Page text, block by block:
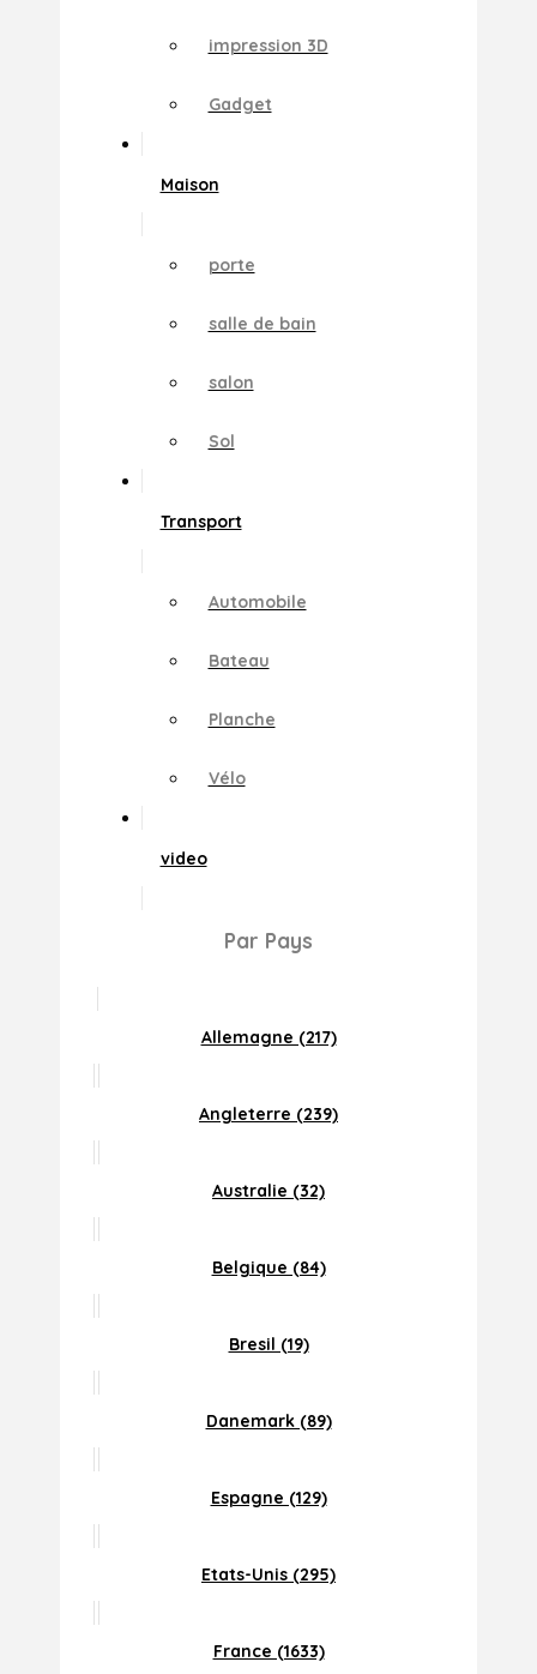
impression 3D
Gadget
Maison
porte
salle de bain
salon
Sol
Transport
Automobile
Bateau
Planche
Vélo
video
Par Pays
Allemagne (217)
Angleterre (239)
Australie (32)
Belgique (84)
Bresil (19)
Danemark (89)
Espagne (129)
Etats-Unis (295)
France (1633)